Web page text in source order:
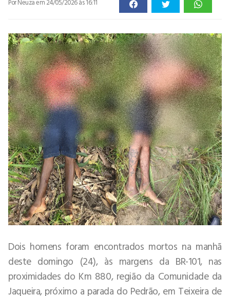
Por Neuzaem 24/05/2026 às 16:11
Dois homens foram encontrados mortos na manhã
deste domingo (24), às margens da BR-101, nas
proximidades do Km 880, região da Comunidade da
Jaqueira, próximo a parada do Pedrão, em Teixeira de